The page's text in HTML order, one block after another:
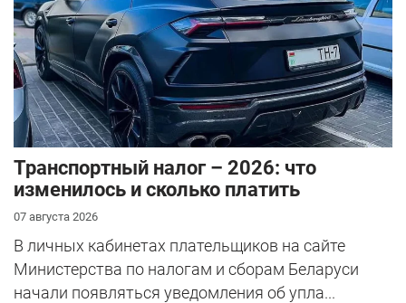
Транспортный налог – 2026: что
изменилось и сколько платить
07 августа 2026
В личных кабинетах плательщиков на сайте
Министерства по налогам и сборам Беларуси
начали появляться уведомления об упла...